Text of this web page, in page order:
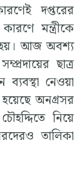
দপ্তরের
মন্ত্রীকে
হয়। আজ অবশ্য
ছাত্র
নেওয়া
অনগ্রসর
নিয়ে
তালিকা